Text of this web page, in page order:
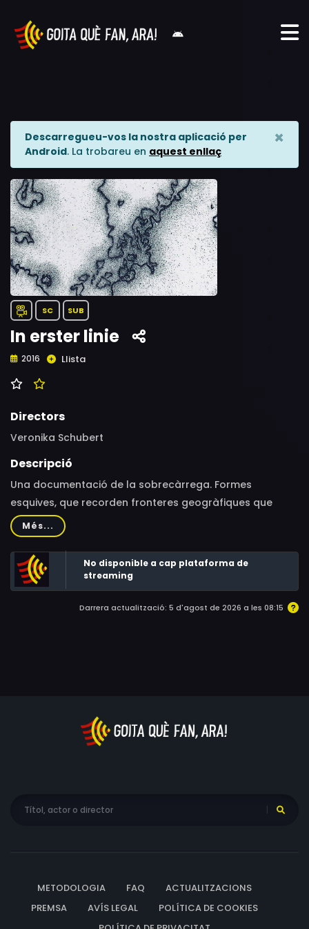
Descarregueu-vos la nostra aplicació per
Android. La trobareu en aquest enllaç
×
SC SUB
In erster linie
2016 Llista
Directors
Veronika Schubert
Descripció
Una documentació de la sobrecàrrega. Formes
esquives, que recorden fronteres geogràfiques que
passen davant la nostra mirada.
Més...
No disponible a cap plataforma de
streaming
Darrera actualització: 5 d'agost de 2026 a les 08:15
METODOLOGIA FAQ
ACTUALITZACIONS
PREMSA
AVÍS LEGAL
POLÍTICA DE COOKIES